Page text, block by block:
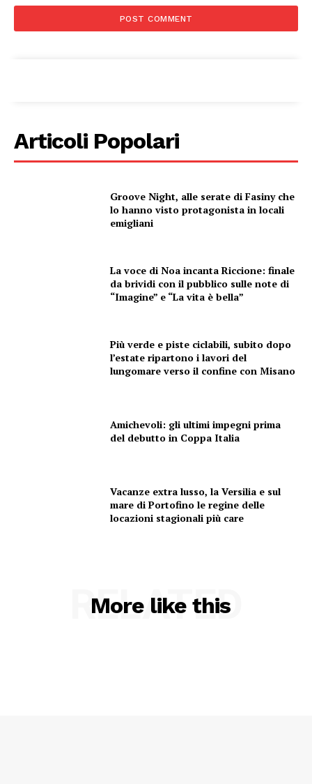
ECONOMIA
Articoli Popolari
Groove Night, alle serate di Fasiny che
lo hanno visto protagonista in locali
emigliani
La voce di Noa incanta Riccione: finale
da brividi con il pubblico sulle note di
“Imagine” e “La vita è bella”
Più verde e piste ciclabili, subito dopo
l’estate ripartono i lavori del
lungomare verso il confine con Misano
Amichevoli: gli ultimi impegni prima
del debutto in Coppa Italia
Vacanze extra lusso, la Versilia e sul
mare di Portofino le regine delle
locazioni stagionali più care
More like this
RELATED